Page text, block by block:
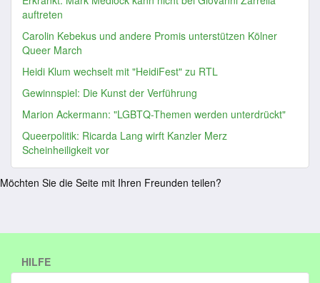
auftreten
Carolin Kebekus und andere Promis unterstützen Kölner
Queer March
Heidi Klum wechselt mit "HeidiFest" zu RTL
Gewinnspiel: Die Kunst der Verführung
Marion Ackermann: "LGBTQ-Themen werden unterdrückt"
Queerpolitik: Ricarda Lang wirft Kanzler Merz
Scheinheiligkeit vor
Möchten Sie die Seite mit Ihren Freunden teilen?
HILFE